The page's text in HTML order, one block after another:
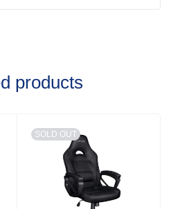
products
SOLD OUT